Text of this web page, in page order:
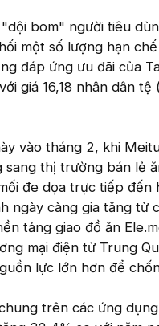
bom" người tiêu
một số lượng hạn
đáp ứng ưu đãi của
giá 16,18 nhân dân
vào tháng 2, khi
thị trường bán lẻ
đe dọa trực tiếp
ngày càng gia tăng từ
tảng giao đồ ăn
mại điện tử Trung
lực lớn hơn để
trên các ứng